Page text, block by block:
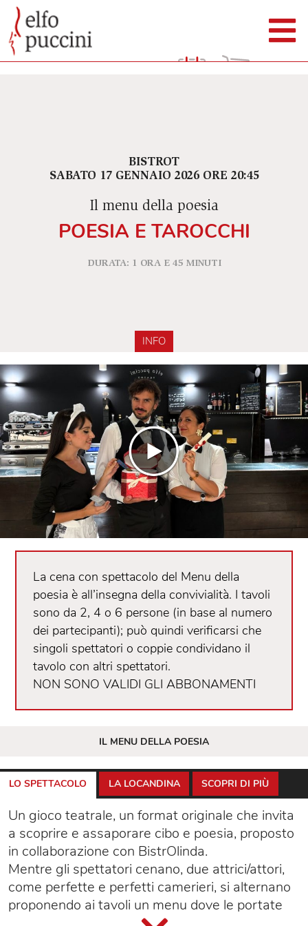
BISTROT
SABATO 17 GENNAIO 2026 ORE 20:45
Il menu della poesia
POESIA E TAROCCHI
DURATA: 1 ORA E 45 MINUTI
INFO
La cena con spettacolo del Menu della
poesia è all’insegna della convivialità. I tavoli
sono da 2, 4 o 6 persone (in base al numero
dei partecipanti); può quindi verificarsi che
singoli spettatori o coppie condividano il
tavolo con altri spettatori.
NON SONO VALIDI GLI ABBONAMENTI
IL MENU DELLA POESIA
LO SPETTACOLO LA LOCANDINA SCOPRI DI PIÙ
Un gioco teatrale, un format originale che invita
a scoprire e assaporare cibo e poesia, proposto
in collaborazione con BistrOlinda.
Mentre gli spettatori cenano, due attrici/attori,
come perfette e perfetti camerieri, si alternano
proponendo ai tavoli un menu dove le portate